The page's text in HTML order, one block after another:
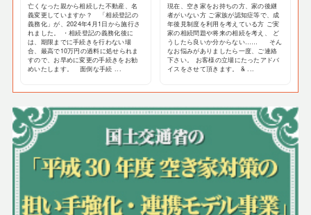
亡くなった親から相続した不動産、名
義変更していますか？ 「相続登記の
義務化」が、2024年4月1日から施行さ
れました。 ・相続登記の義務化後に
は、期限までに手続きを行わない場
合、最高で10万円の過料に処せられま
すので、お早めに変更の手続きをお勧
めいたします。 面倒な手続 ...
現在、空き家をお持ちの方、家の後継
者がいない方 ご家族が認知症等で、成
年後見制度を利用を考えている方 ご実
家の相続問題や将来の相続を考え、 ど
うしたら良いか分からない…… そん
なお悩みがありましたら一度、ご連絡
下さい。 お客様の立場にたったアドバ
イスをさせて頂きます。 & ...